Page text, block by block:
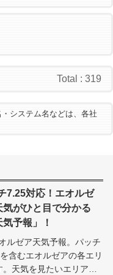
Total : 319
システム名などは、各社
7.25対応！エオルゼ
がひと目で分かる
気予報」！
ルゼア天気予報。パッチ
含むエオルゼアの各エリ
天気を見たいエリアを